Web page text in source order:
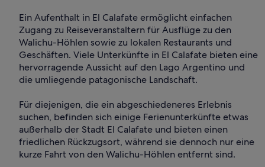
Ein Aufenthalt in El Calafate ermöglicht einfachen
Zugang zu Reiseveranstaltern für Ausflüge zu den
Walichu-Höhlen sowie zu lokalen Restaurants und
Geschäften. Viele Unterkünfte in El Calafate bieten eine
hervorragende Aussicht auf den Lago Argentino und
die umliegende patagonische Landschaft.
Für diejenigen, die ein abgeschiedeneres Erlebnis
suchen, befinden sich einige Ferienunterkünfte etwas
außerhalb der Stadt El Calafate und bieten einen
friedlichen Rückzugsort, während sie dennoch nur eine
kurze Fahrt von den Walichu-Höhlen entfernt sind.